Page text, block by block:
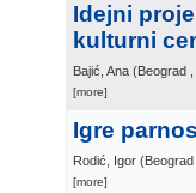
Idejni
kulturni
Bajić, Ana (Beograd
[more]
Igre
Rodić, Igor (Beograd
[more]